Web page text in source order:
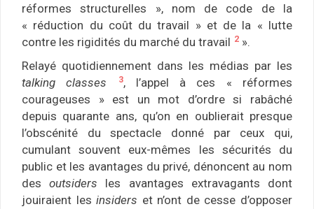
réformes structurelles », nom de code de la
« réduction du coût du travail » et de la « lutte
contre les rigidités du marché du travail 2 ».
Relayé quotidiennement dans les médias par les
talking classes
3, l’appel à ces « réformes
courageuses » est un mot d’ordre si rabâché
depuis quarante ans, qu’on en oublierait presque
l’obscénité du spectacle donné par ceux qui,
cumulant souvent eux-mêmes les sécurités du
public et les avantages du privé, dénoncent au nom
desoutsiders les avantages extravagants dont
jouiraient lesinsiders et n’ont de cesse d’opposer